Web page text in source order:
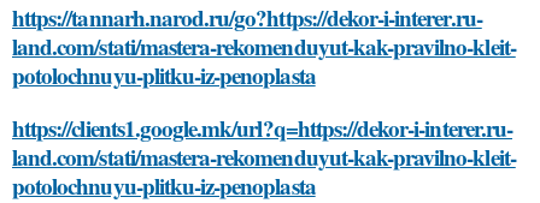
https://tannarh.narod.ru/go?https://dekor-i-interer.ru-
land.com/stati/mastera-rekomenduyut-kak-pravilno-kleit-
potolochnuyu-plitku-iz-penoplasta
https://clients1.google.mk/url?q=https://dekor-i-interer.ru-
land.com/stati/mastera-rekomenduyut-kak-pravilno-kleit-
potolochnuyu-plitku-iz-penoplasta